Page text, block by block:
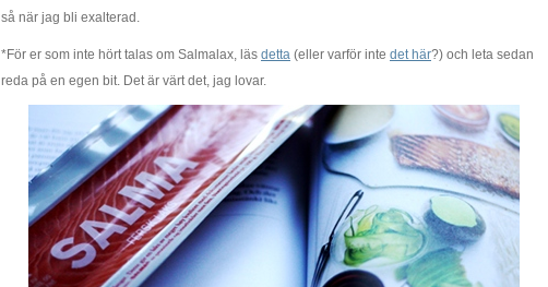
så när jag bli exalterad.
*För er som inte hört talas om Salmalax, läs detta (eller varför inte det här?) och leta sedan
reda på en egen bit. Det är värt det, jag lovar.